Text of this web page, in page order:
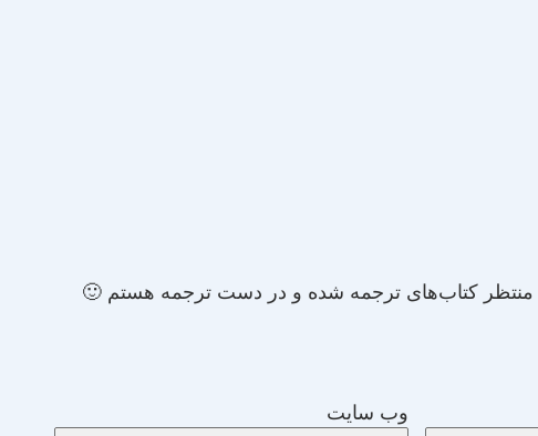
کتاب‌های ترجمه شده و در دست ترجمه هستم 🙂
وب‌ سایت